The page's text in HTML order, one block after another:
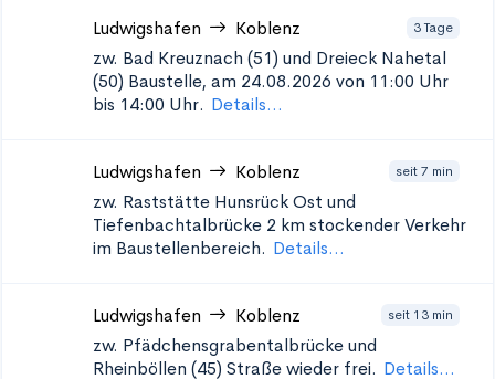
Ludwigshafen Koblenz 3 Tage
zw. Bad Kreuznach (51) und Dreieck Nahetal
(50) Baustelle, am 24.08.2026 von 11:00 Uhr
bis 14:00 Uhr. Details...
Ludwigshafen Koblenz seit 7 min
zw. Raststätte Hunsrück Ost und
Tiefenbachtalbrücke 2 km stockender Verkehr
im Baustellenbereich. Details...
Ludwigshafen Koblenz seit 13 min
zw. Pfädchensgrabentalbrücke und
Rheinböllen (45) Straße wieder frei. Details...